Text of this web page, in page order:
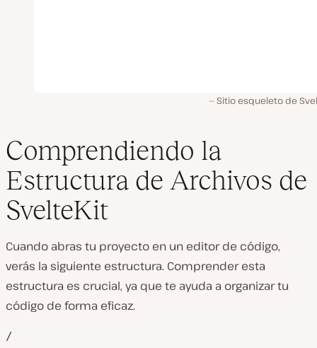
Sitio esqueleto de
Comprendiendo la
Estructura de Archivos de
SvelteKit
Cuando abras tu proyecto en un editor de código,
verás la siguiente estructura. Comprender esta
estructura es crucial, ya que te ayuda a organizar tu
código de forma eficaz.